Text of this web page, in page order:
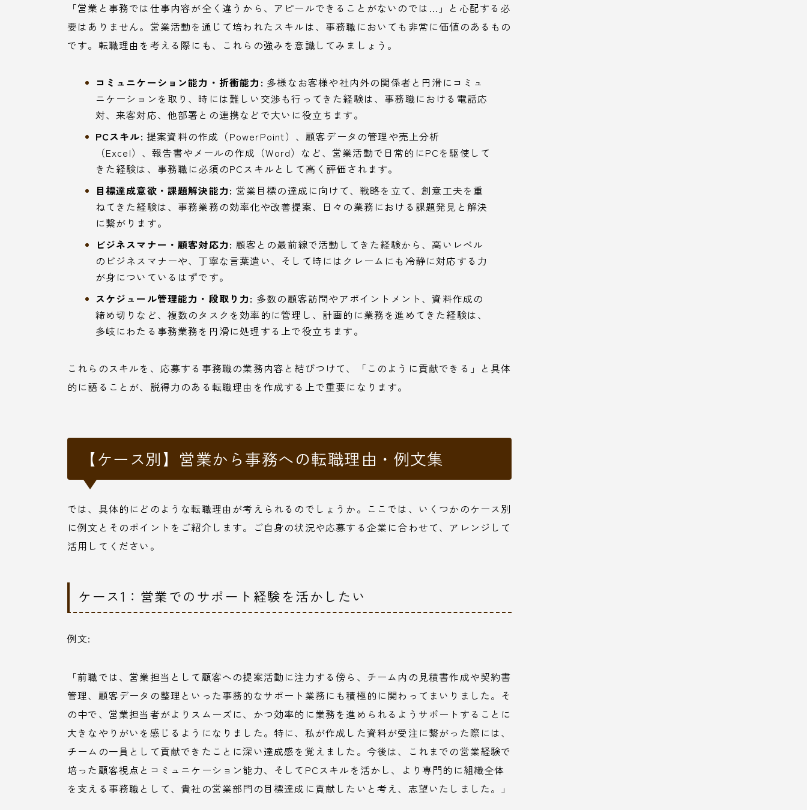
「営業と事務では仕事内容が全く違うから、アピールできることがないのでは…」と心配する必
要はありません。営業活動を通じて培われたスキルは、事務職においても非常に価値のあるもの
です。転職理由を考える際にも、これらの強みを意識してみましょう。
コミュニケーション能力・折衝能力: 多様なお客様や社内外の関係者と円滑にコミュ
ニケーションを取り、時には難しい交渉も行ってきた経験は、事務職における電話応
対、来客対応、他部署との連携などで大いに役立ちます。
PCスキル: 提案資料の作成（PowerPoint）、顧客データの管理や売上分析
（Excel）、報告書やメールの作成（Word）など、営業活動で日常的にPCを駆使して
きた経験は、事務職に必須のPCスキルとして高く評価されます。
目標達成意欲・課題解決能力: 営業目標の達成に向けて、戦略を立て、創意工夫を重
ねてきた経験は、事務業務の効率化や改善提案、日々の業務における課題発見と解決
に繋がります。
ビジネスマナー・顧客対応力: 顧客との最前線で活動してきた経験から、高いレベル
のビジネスマナーや、丁寧な言葉遣い、そして時にはクレームにも冷静に対応する力
が身についているはずです。
スケジュール管理能力・段取り力: 多数の顧客訪問やアポイントメント、資料作成の
締め切りなど、複数のタスクを効率的に管理し、計画的に業務を進めてきた経験は、
多岐にわたる事務業務を円滑に処理する上で役立ちます。
これらのスキルを、応募する事務職の業務内容と結びつけて、「このように貢献できる」と具体
的に語ることが、説得力のある転職理由を作成する上で重要になります。
【ケース別】営業から事務への転職理由・例文集
では、具体的にどのような転職理由が考えられるのでしょうか。ここでは、いくつかのケース別
に例文とそのポイントをご紹介します。ご自身の状況や応募する企業に合わせて、アレンジして
活用してください。
ケース1：営業でのサポート経験を活かしたい
例文:
「前職では、営業担当として顧客への提案活動に注力する傍ら、チーム内の見積書作成や契約書
管理、顧客データの整理といった事務的なサポート業務にも積極的に関わってまいりました。そ
の中で、営業担当者がよりスムーズに、かつ効率的に業務を進められるようサポートすることに
大きなやりがいを感じるようになりました。特に、私が作成した資料が受注に繋がった際には、
チームの一員として貢献できたことに深い達成感を覚えました。今後は、これまでの営業経験で
培った顧客視点とコミュニケーション能力、そしてPCスキルを活かし、より専門的に組織全体
を支える事務職として、貴社の営業部門の目標達成に貢献したいと考え、志望いたしました。」